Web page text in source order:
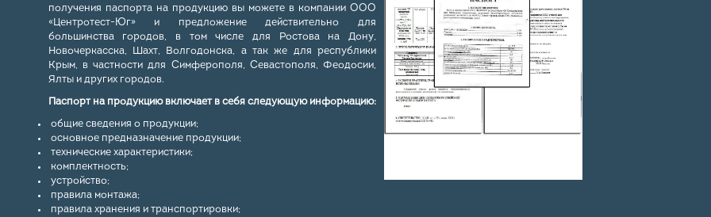
получения паспорта на продукцию вы можете в компании ООО
«Центротест-Юг»и предложение действительно для
большинства городов, в том числе для Ростова на Дону,
Новочеркасска, Шахт, Волгодонска, а так же для республики
Крым, в частности для Симферополя, Севастополя, Феодосии,
Ялты и других городов.
Паспорт на продукцию включает в себя следующую информацию:
общие сведения о продукции;
основное предназначение продукции;
технические характеристики;
комплектность;
устройство;
правила монтажа;
правила хранения и транспортировки;